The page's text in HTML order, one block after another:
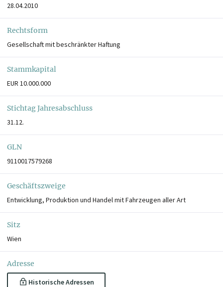
28.04.2010
Rechtsform
Gesellschaft mit beschränkter Haftung
Stammkapital
EUR 10.000.000
Stichtag Jahresabschluss
31.12.
GLN
9110017579268
Geschäftszweige
Entwicklung, Produktion und Handel mit Fahrzeugen aller Art
Sitz
Wien
Adresse
Historische Adressen